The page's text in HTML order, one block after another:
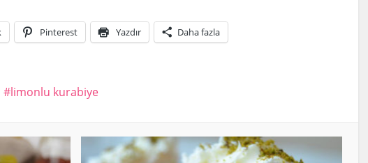
Pinterest Yazdır Daha fazla
limonlu kurabiye